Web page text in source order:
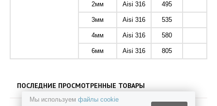
Мы используем файлы cookie
2мм Aisi 316 495
3мм Aisi 316 535
4мм Aisi 316 580
6мм Aisi 316 805
ПОСЛЕДНИЕ ПРОСМОТРЕННЫЕ ТОВАРЫ